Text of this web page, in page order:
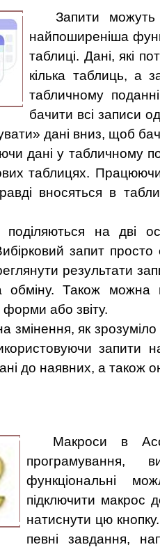
Запити можуть
найпоширеніша
таблиці. Дані, які
кілька таблиць, а
табличному
бачити всі записи
дані вниз, щоб
дані у табличному
таблицях.
вносяться в
поділяються на дві
запит
результати
Також можна
форми або звіту.
змінення, як
запити
до наявних, а також
Макроси в
програмування,
функціональні
підключити макрос
натиснути цю
певні завдання,